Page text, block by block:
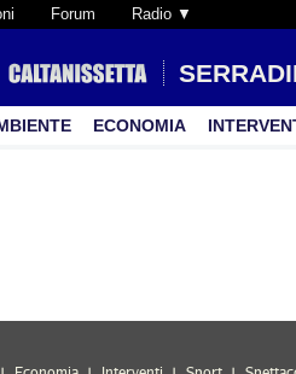
Forum Radio ▼
ECONOMIA